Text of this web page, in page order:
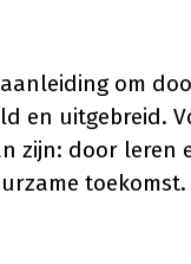
om
en uitgebreid.
zijn: door leren
toekomst.